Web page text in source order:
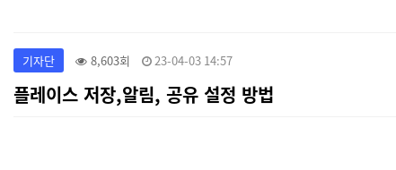
기자단 8,603회 23-04-03 14:57
플레이스 저장,알림, 공유 설정 방법